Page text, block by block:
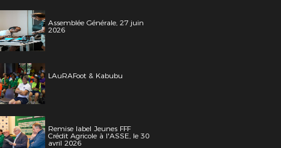
Assemblée Générale, 27 juin
2026
LAuRAFoot & Kabubu
Remise label Jeunes FFF
Crédit Agricole à l'ASSE, le 30
avril 2026